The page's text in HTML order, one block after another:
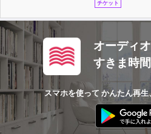
チケット
オーディ
すきま時
スマホを使って かんたん再